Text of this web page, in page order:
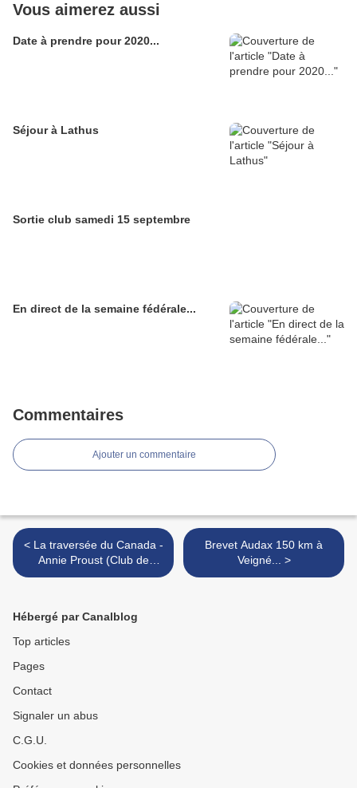
Vous aimerez aussi
Date à prendre pour 2020...
Séjour à Lathus
Sortie club samedi 15 septembre
En direct de la semaine fédérale...
Commentaires
Ajouter un commentaire
< La traversée du Canada -
Annie Proust (Club de
Descartes).
Brevet Audax 150 km à
Veigné... >
Hébergé par Canalblog
Top articles
Pages
Contact
Signaler un abus
C.G.U.
Cookies et données personnelles